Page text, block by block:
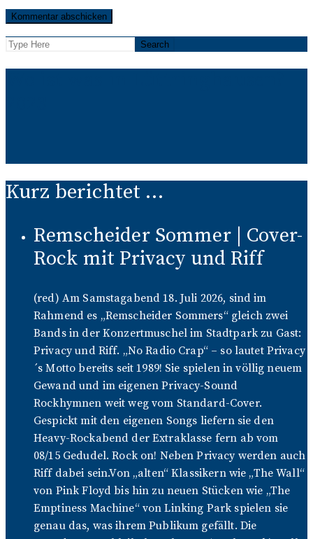
Kurz berichtet …
Remscheider Sommer | Cover-
Rock mit Privacy und Riff
(red) Am Samstagabend 18. Juli 2026, sind im
Rahmend es „Remscheider Sommers“ gleich zwei
Bands in der Konzertmuschel im Stadtpark zu Gast:
Privacy und Riff. „No Radio Crap“ – so lautet Privacy
´s Motto bereits seit 1989! Sie spielen in völlig neuem
Gewand und im eigenen Privacy-Sound
Rockhymnen weit weg vom Standard-Cover.
Gespickt mit den eigenen Songs liefern sie den
Heavy-Rockabend der Extraklasse fern ab vom
08/15 Gedudel. Rock on! Neben Privacy werden auch
Riff dabei sein.Von „alten“ Klassikern wie „The Wall“
von Pink Floyd bis hin zu neuen Stücken wie „The
Emptiness Machine“ von Linking Park spielen sie
genau das, was ihrem Publikum gefällt. Die